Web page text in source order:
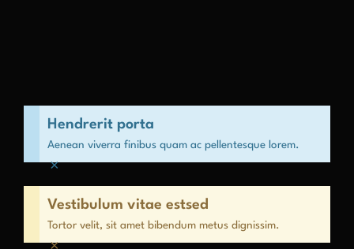
Hendrerit porta
Aenean viverra finibus quam ac pellentesque lorem.
×
Vestibulum vitae estsed
Tortor velit, sit amet bibendum metus dignissim.
×